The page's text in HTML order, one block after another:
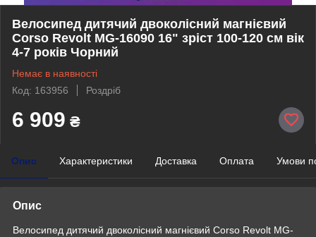
Велосипед дитячий двоколісний магнієвий
Corso Revolt MG-16090 16" зріст 100-120 см вік
4-7 років Чорний
Немає в наявності
Код: 163956
Роздріб
6 909 ₴
Опис Характеристики Доставка Оплата Умови
Опис
Велосипед дитячий двоколісний магнієвий Corso Revolt MG-